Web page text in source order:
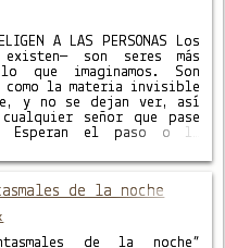
A LAS PERSONAS Los
son seres más
que imaginamos. Son
como la materia invisible
y no se dejan ver, así
señor que pase
el paso o la
de la noche
de la noche”